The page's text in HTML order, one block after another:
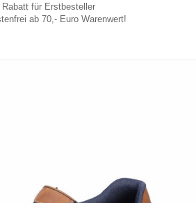
Rabatt für Erstbesteller
ab 70,- Euro Warenwert!